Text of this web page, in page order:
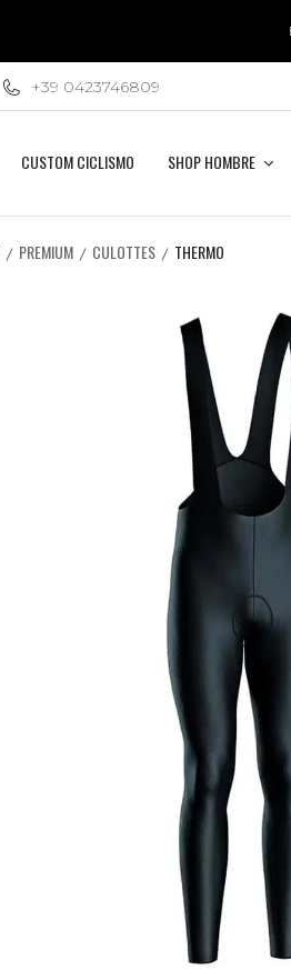
+39 0423746809
CUSTOM CICLISMO SHOP HOMBRE
PREMIUM CULOTTES THERMO